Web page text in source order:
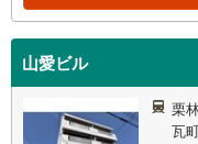
山愛ビル
栗
瓦